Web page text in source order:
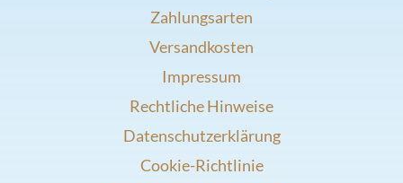
Zahlungsarten
Versandkosten
Impressum
Rechtliche Hinweise
Datenschutzerklärung
Cookie-Richtlinie